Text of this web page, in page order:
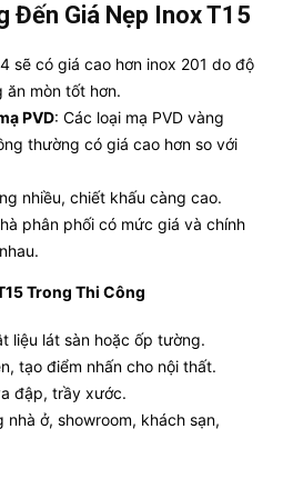
Đến Giá Nẹp Inox T15
sẽ có giá cao hơn inox 201 do độ
ăn mòn tốt hơn.
PVD: Các loại mạ PVD vàng
thường có giá cao hơn so với
nhiều, chiết khấu càng cao.
phân phối có mức giá và chính
Trong Thi Công
liệu lát sàn hoặc ốp tường.
tạo điểm nhấn cho nội thất.
đập, trầy xước.
ở, showroom, khách sạn,